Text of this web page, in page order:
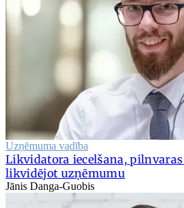
Uzņēmuma vadība
Likvidatora iecelšana,
likvidējot uzņēmumu
Jānis Danga-Guobis